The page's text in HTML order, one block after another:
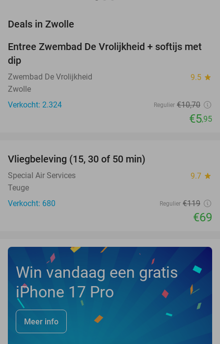
Deals in Zwolle
44%
Entree Zwembad De Vrolijkheid + softijs met
dip
Zwembad De Vrolijkheid 9.5 star
Zwolle
Verkocht: 2.324
Regulier €10,70
€5,95
NEW
TODAY
Vliegbeleving (15, 30 of 50 min)
Special Air Services 9.7 star
Teuge
Verkocht: 680
Regulier €119
€69
Win vandaag een gratis
iPhone 17 Pro
Meer info